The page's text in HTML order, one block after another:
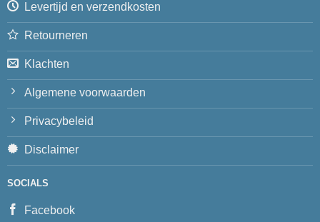
Levertijd en verzendkosten
Retourneren
Klachten
Algemene voorwaarden
Privacybeleid
Disclaimer
SOCIALS
Facebook